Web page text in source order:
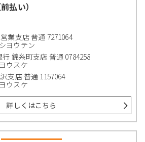
払い）
業支店 普通 7271064
ヨウテン
行 錦糸町支店 普通 0784258
ウスケ
支店 普通 1157064
ウスケ
詳しくはこちら